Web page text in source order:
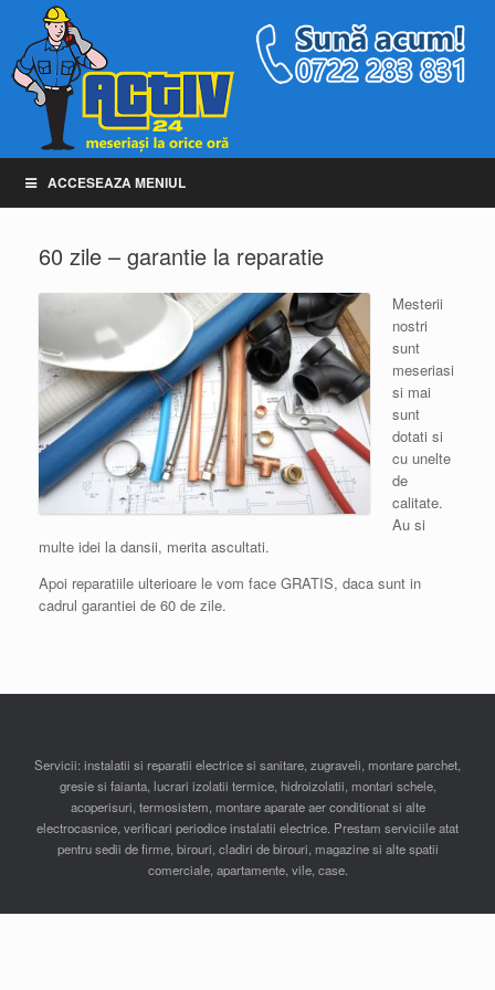
ACCESEAZA MENIUL
60 zile – garantie la reparatie
Mesterii
nostri
sunt
meseriasi
si mai
sunt
dotati si
cu unelte
de
calitate.
Au si
multe idei la dansii, merita ascultati.
Apoi reparatiile ulterioare le vom face GRATIS, daca sunt in
cadrul garantiei de 60 de zile.
Servicii: instalatii si reparatii electrice si sanitare, zugraveli, montare parchet,
gresie si faianta, lucrari izolatii termice, hidroizolatii, montari schele,
acoperisuri, termosistem, montare aparate aer conditionat si alte
electrocasnice, verificari periodice instalatii electrice. Prestam serviciile atat
pentru sedii de firme, birouri, cladiri de birouri, magazine si alte spatii
comerciale, apartamente, vile, case.